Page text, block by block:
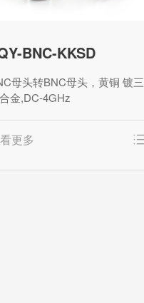
BNC-KKSD
母头转BNC母头，黄铜 镀三
金,DC-4GHz
更多